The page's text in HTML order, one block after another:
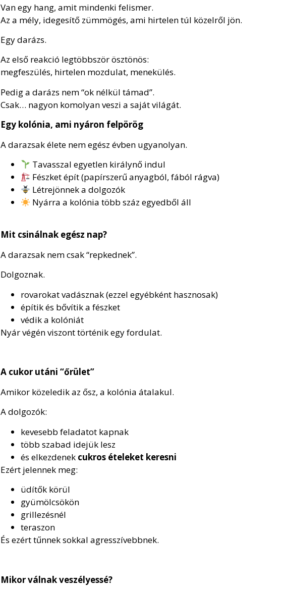
Van egy hang, amit mindenki felismer.
Az a mély, idegesítő zümmögés, ami hirtelen túl közelről jön.
Egy darázs.
Az első reakció legtöbbször ösztönös:
megfeszülés, hirtelen mozdulat, menekülés.
Pedig a darázs nem “ok nélkül támad”.
Csak… nagyon komolyan veszi a saját világát.
Egy kolónia, ami nyáron felpörög
A darazsak élete nem egész évben ugyanolyan.
Tavasszal egyetlen királynő indul
Fészket épít (papírszerű anyagból, fából rágva)
Létrejönnek a dolgozók
Nyárra a kolónia több száz egyedből áll
Mit csinálnak egész nap?
A darazsak nem csak “repkednek”.
Dolgoznak.
rovarokat vadásznak (ezzel egyébként hasznosak)
építik és bővítik a fészket
védik a kolóniát
Nyár végén viszont történik egy fordulat.
A cukor utáni “őrület”
Amikor közeledik az ősz, a kolónia átalakul.
A dolgozók:
kevesebb feladatot kapnak
több szabad idejük lesz
és elkezdenek cukros ételeket keresni
Ezért jelennek meg:
üdítők körül
gyümölcsökön
grillezésnél
teraszon
És ezért tűnnek sokkal agresszívebbnek.
Mikor válnak veszélyessé?